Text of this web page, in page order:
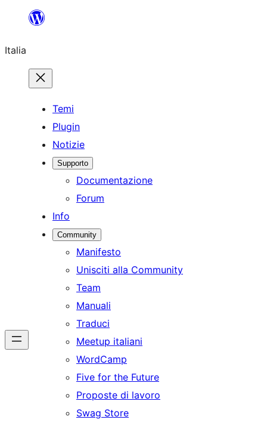
contenuto
Italia
Temi
Plugin
Notizie
Supporto
Documentazione
Forum
Info
Community
Manifesto
Unisciti alla Community
Team
Manuali
Traduci
Meetup italiani
WordCamp
Five for the Future
Proposte di lavoro
Swag Store